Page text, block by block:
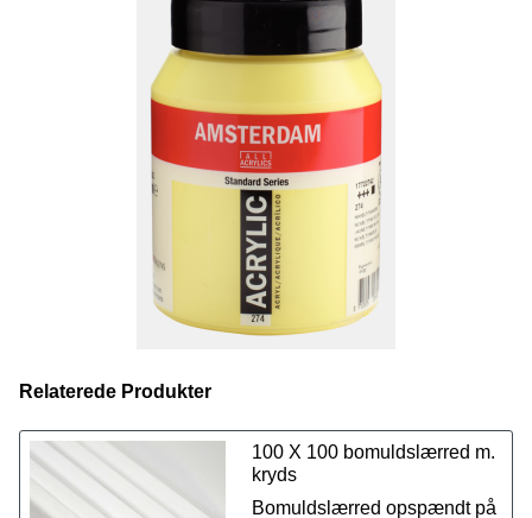
tværs af de forskellige produkter, så du kan udforske dine
kreative evner ved at bruge forskellige teknikker, samtidig
med at du kan anvende præcis de samme farver fra
produkt til produkt.
Vi tilbyder et udvalg på 50 fantastiske farver i størrelsen
Se også vores udvalg på 70 fantastisk farver i
størrelsen 120 ml lige her.
Relaterede Produkter
100 X 100 bomuldslærred m.
kryds
Bomuldslærred opspændt på